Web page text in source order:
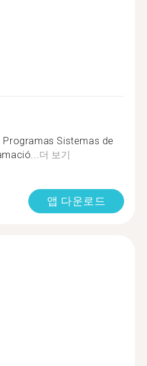
Sistemas de
더 보기
앱 다운로드